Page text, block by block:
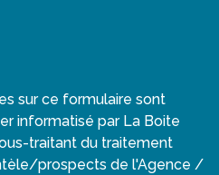
sur ce formulaire sont
informatisé par La Boite
traitant du traitement
prospects de l'Agence /